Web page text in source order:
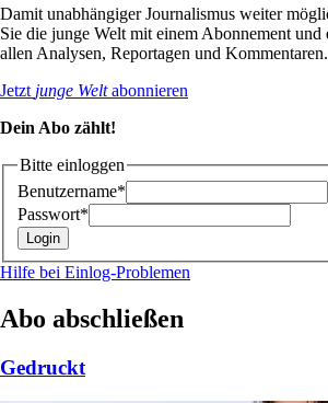
Damit unabhängiger Journalismus weiter
Sie die junge Welt mit einem Abonnement und
allen Analysen, Reportagen und Kommentaren.
Jetzt junge Weltabonnieren
Dein Abo zählt!
Bitte einloggen
Benutzername*
Passwort*
Hilfe bei Einlog-Problemen
Abo abschließen
Gedruckt